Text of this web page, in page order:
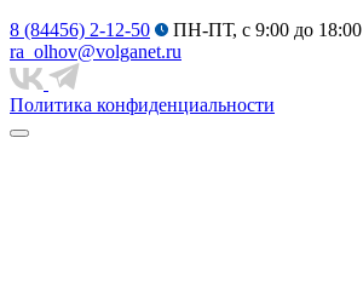
8 (84456) 2-12-50
ПН-ПТ, с 9:00 до 18:00
ra_olhov@volganet.ru
Политика конфиденциальности